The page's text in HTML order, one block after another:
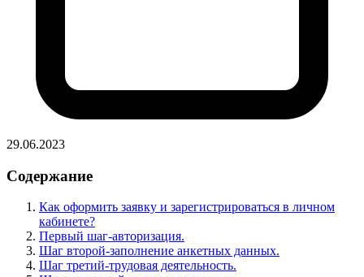
29.06.2023
Содержание
Как оформить заявку и зарегистрироваться в личном
кабинете?
Первый шаг-авторизация.
Шаг второй-заполнение анкетных данных.
Шаг третий-трудовая деятельность.